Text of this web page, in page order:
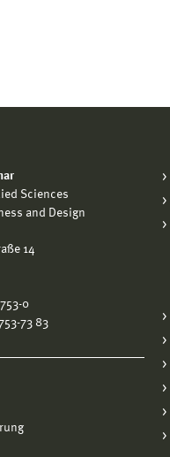
Sciences
and Design
14
0
73 83